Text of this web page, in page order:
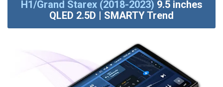
H1/Grand Starex (2018-2023) 9.5 inches
QLED 2.5D | SMARTY Trend